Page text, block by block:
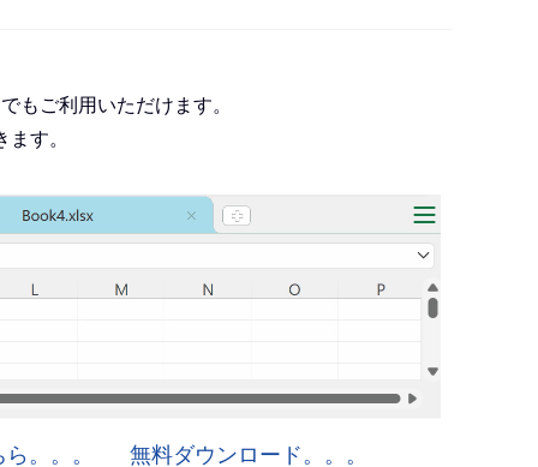
ご利用いただけます。
す。
。。。 無料ダウンロード。。。